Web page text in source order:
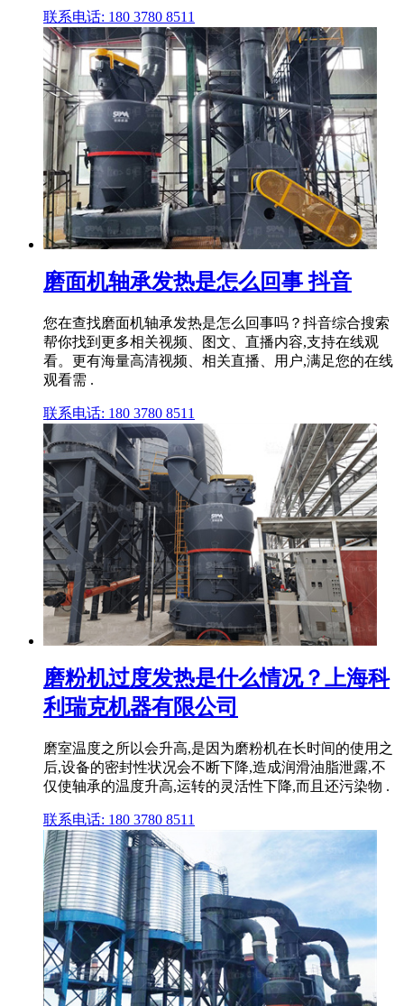
联系电话: 180 3780 8511
磨面机轴承发热是怎么回事 抖音
您在查找磨面机轴承发热是怎么回事吗？抖音综合搜索
帮你找到更多相关视频、图文、直播内容,支持在线观
看。更有海量高清视频、相关直播、用户,满足您的在线
观看需 .
联系电话: 180 3780 8511
磨粉机过度发热是什么情况？上海科
利瑞克机器有限公司
磨室温度之所以会升高,是因为磨粉机在长时间的使用之
后,设备的密封性状况会不断下降,造成润滑油脂泄露,不
仅使轴承的温度升高,运转的灵活性下降,而且还污染物 .
联系电话: 180 3780 8511